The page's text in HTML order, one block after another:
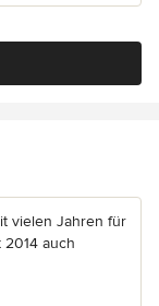
vielen Jahren für
auch